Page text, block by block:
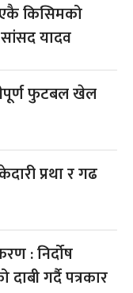
किसिमको
सांसद यादव
फुटबल खेल
प्रथा र गढ
: निर्दोष
गर्दै पत्रकार